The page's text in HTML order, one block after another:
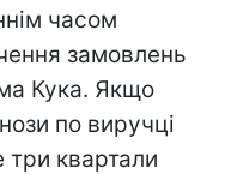
часом
замовлень
Кука. Якщо
по виручці
квартали